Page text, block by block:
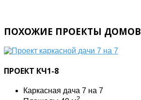
ПОХОЖИЕ ПРОЕКТЫ ДОМОВ
ПРОЕКТ КЧ1-8
Каркасная дача 7 на 7